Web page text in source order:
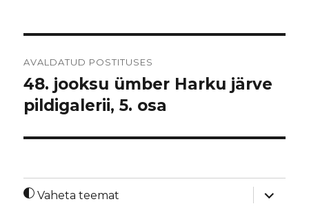
AVALDATUD POSTITUSES
48. jooksu ümber Harku järve
pildigalerii, 5. osa
Vaheta teemat
laienda